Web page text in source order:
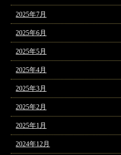
2025年7月
2025年6月
2025年5月
2025年4月
2025年3月
2025年2月
2025年1月
2024年12月